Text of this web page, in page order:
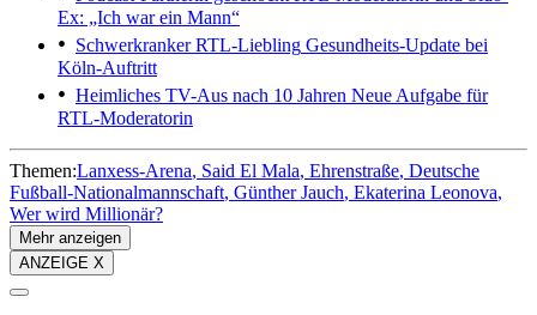
Ex: „Ich war ein Mann“
Schwerkranker RTL-Liebling Gesundheits-Update bei
Köln-Auftritt
Heimliches TV-Aus nach 10 Jahren Neue Aufgabe für
RTL-Moderatorin
Themen:Lanxess-Arena Said El Mala Ehrenstraße Deutsche
Fußball-Nationalmannschaft Günther Jauch Ekaterina Leonova
Wer wird Millionär?
Mehr anzeigen
ANZEIGE X